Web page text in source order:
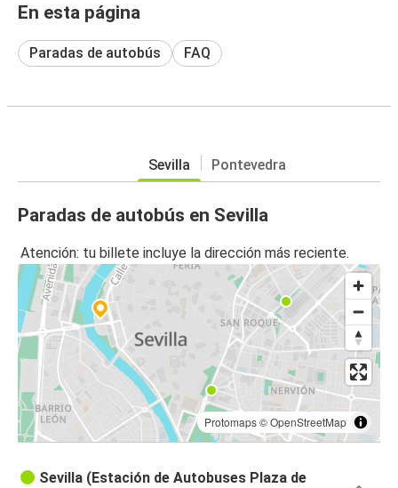
En esta página
Paradas de autobús FAQ
Sevilla Pontevedra
Paradas de autobús en Sevilla
Atención: tu billete incluye la dirección más reciente.
Protomaps©OpenStreetMap
Sevilla (Estación de Autobuses Plaza de